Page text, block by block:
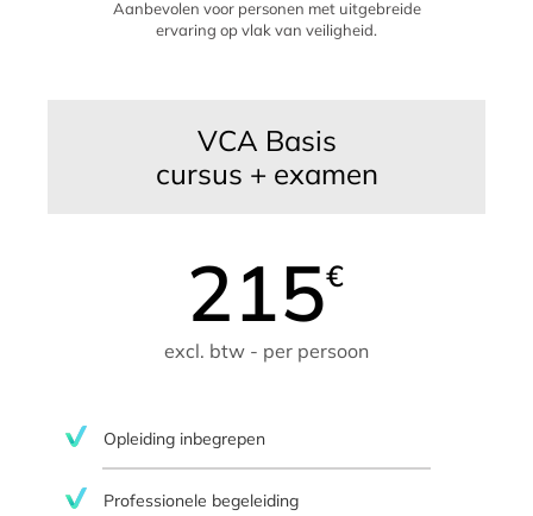
Aanbevolen voor personen met uitgebreide
ervaring op vlak van veiligheid.
VCA Basis
cursus + examen
215€
excl. btw - per persoon
Opleiding inbegrepen
Professionele begeleiding